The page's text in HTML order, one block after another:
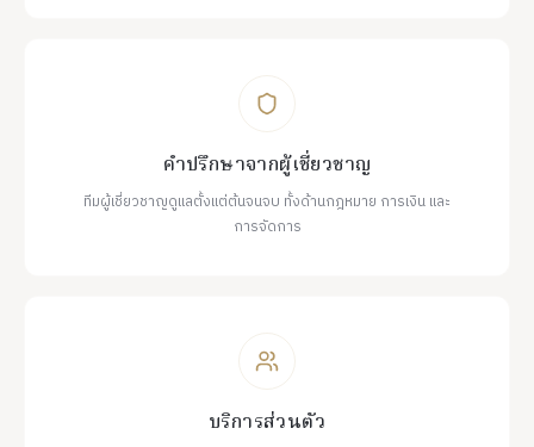
คำปรึกษาจากผู้เชี่ยวชาญ
ทีมผู้เชี่ยวชาญดูแลตั้งแต่ต้นจนจบ ทั้งด้านกฎหมาย การเงิน และ
การจัดการ
บริการส่วนตัว